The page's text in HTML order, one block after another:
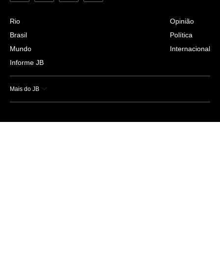
Rio
Brasil
Mundo
Informe JB
Opinião
Política
Internacional
Mais do JB
Esportes